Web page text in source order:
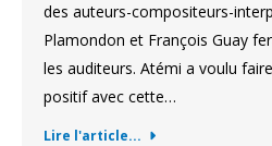
des auteurs-compositeurs-
Plamondon et François Guay
les auditeurs. Atémi a voulu
positif avec cette…
Lire l'article...